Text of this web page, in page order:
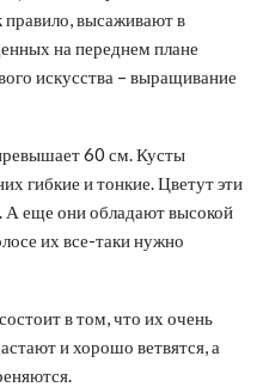
правило, высаживают в
на переднем плане
искусства – выращивание
60 см. Кусты
гибкие и тонкие. Цветут эти
А еще они обладают высокой
их все-таки нужно
в том, что их очень
и хорошо ветвятся, а